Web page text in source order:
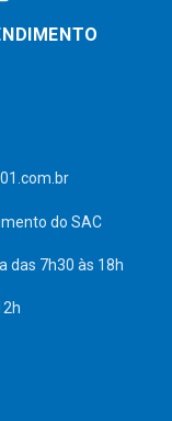
do SAC
das 7h30 às 18h